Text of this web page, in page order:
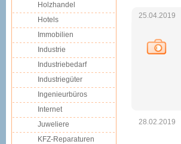
25.04.2019
28.02.2019
Holzhandel
Hotels
Immobilien
Industrie
Industriebedarf
Industriegüter
Ingenieurbüros
Internet
Juweliere
KFZ-Reparaturen